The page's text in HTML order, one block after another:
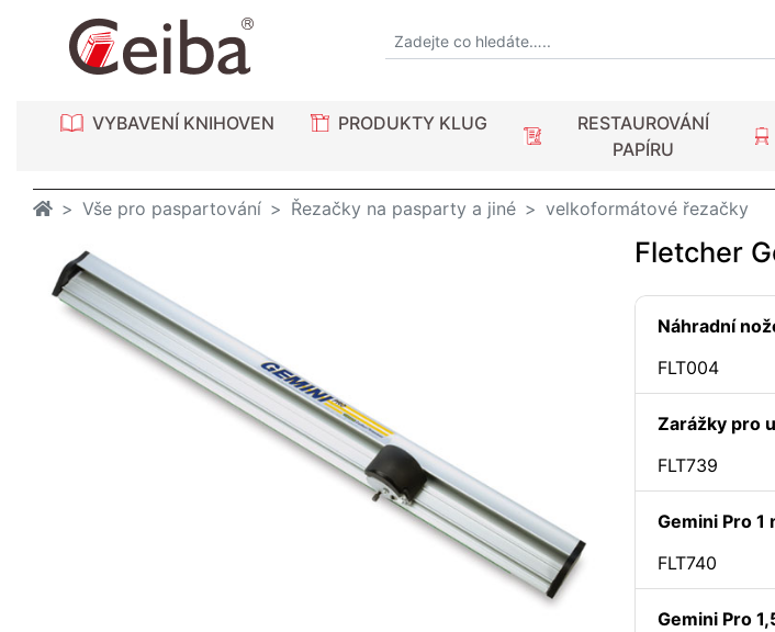
VYBAVENÍ KNIHOVEN PRODUKTY KLUG
RESTAUROVÁNÍ
PAPÍRU
Vše pro paspartování Řezačky na pasparty a jiné velkoformátové řezačky
Fletcher
Náhradní
FLT004
Zarážky pro
FLT739
Gemini Pro 1
FLT740
Gemini Pro